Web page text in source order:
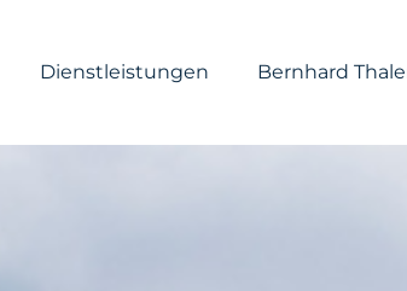
Dienstleistungen Bernhard